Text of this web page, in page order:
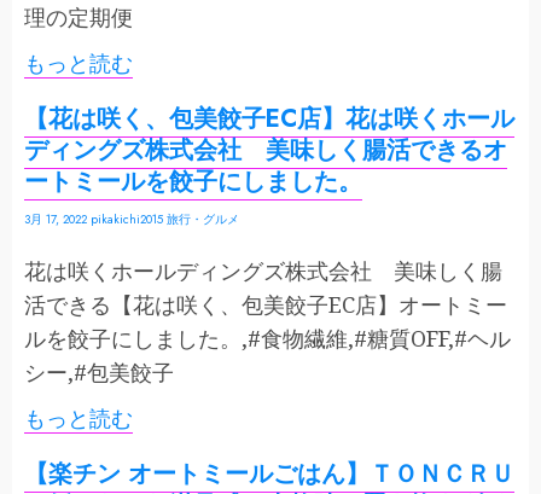
理の定期便
もっと読む
【花は咲く、包美餃子EC店】花は咲くホール
ディングズ株式会社 美味しく腸活できるオ
ートミールを餃子にしました。
3月 17, 2022 pikakichi2015 旅行・グルメ
花は咲くホールディングズ株式会社 美味しく腸
活できる【花は咲く、包美餃子EC店】オートミー
ルを餃子にしました。,#食物繊維,#糖質OFF,#ヘル
シー,#包美餃子
もっと読む
【楽チン オートミールごはん】ＴＯＮＣＲＵ